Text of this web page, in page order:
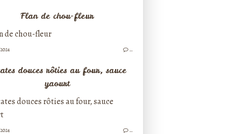
Flan de chou-fleur
…
douces rôties au four, sauce
yaourt
…